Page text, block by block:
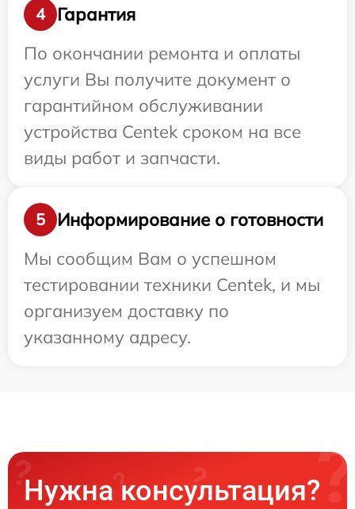
4
Гарантия
По окончании ремонта и оплаты
услуги Вы получите документ о
гарантийном обслуживании
устройства Centek сроком на все
виды работ и запчасти.
5
Информирование о готовности
Мы сообщим Вам о успешном
тестировании техники Centek, и мы
организуем доставку по
указанному адресу.
Нужна консультация?